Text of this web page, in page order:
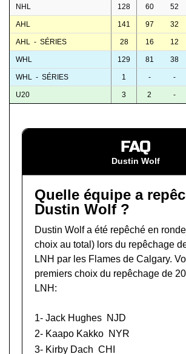
NHL 128 60 52
AHL 141 97 32
AHL - SÉRIES 28 16 12
WHL 129 81 38
WHL - SÉRIES 1 - -
U20 3 2 -
FAQ
Dustin Wolf
Quelle équipe a
Dustin Wolf ?
Dustin Wolf a été repêché en
choix au total) lors du repêchage
LNH par les Flames de Calgary.
premiers choix du repêchage de
LNH:
1- Jack Hughes NJD
2- Kaapo Kakko NYR
3- Kirby Dach CHI